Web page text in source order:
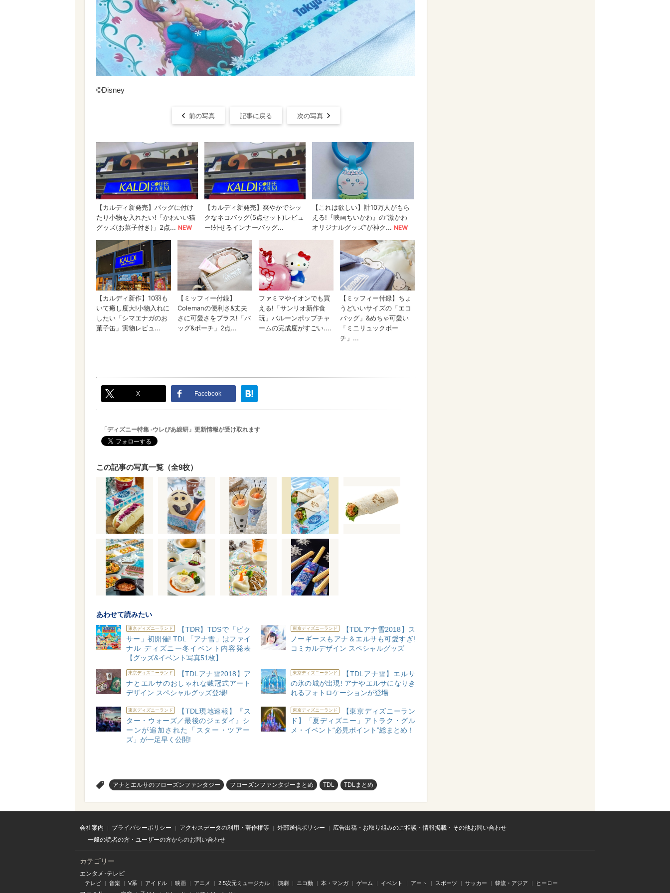
©Disney
前の写真 記事に戻る 次の写真
X Facebook
「ディズニー特集 -ウレぴあ総研」更新情報が受け取れます
この記事の写真一覧（全9枚）
あわせて読みたい
東京ディズニーランド
【TDR】TDSで「ピク
サー」初開催! TDL「アナ雪」はファイ
ナル ディズニー冬イベント内容発表
【グッズ&イベント写真51枚】
東京ディズニーランド
【TDLアナ雪2018】ス
ノーギースもアナ＆エルサも可愛すぎ!
コミカルデザイン スペシャルグッズ
東京ディズニーランド
【TDLアナ雪2018】ア
ナとエルサのおしゃれな戴冠式アート
デザイン スペシャルグッズ登場!
東京ディズニーランド
【TDLアナ雪】エルサ
の氷の城が出現! アナやエルサになりき
れるフォトロケーションが登場
東京ディズニーランド
【TDL現地速報】『ス
ター・ウォーズ／最後のジェダイ』シ
ーンが追加された「スター・ツアー
ズ」が一足早く公開!
東京ディズニーランド
【東京ディズニーラン
ド】「夏ディズニー」アトラク・グル
メ・イベント“必見ポイント”総まとめ！
アナとエルサのフローズンファンタジー フローズンファンタジーまとめ TDL TDLまとめ
会社案内 プライバシーポリシー アクセスデータの利用・著作権等 外部送信ポリシー
広告出稿・お取り組みのご相談・情報掲載・その他お問い合わせ
一般の読者の方・ユーザーの方からのお問い合わせ
カテゴリー
エンタメ･テレビ
テレビ 音楽 V系 アイドル 映画 アニメ 2.5次元ミュージカル 演劇 ニコ動 本・マンガ ゲーム イベント アート スポーツ サッカー 韓流・アジア ヒーロー